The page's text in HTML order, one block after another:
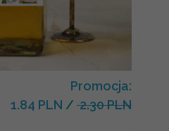
Promocja:
1.84 PLN / 2.30 PLN